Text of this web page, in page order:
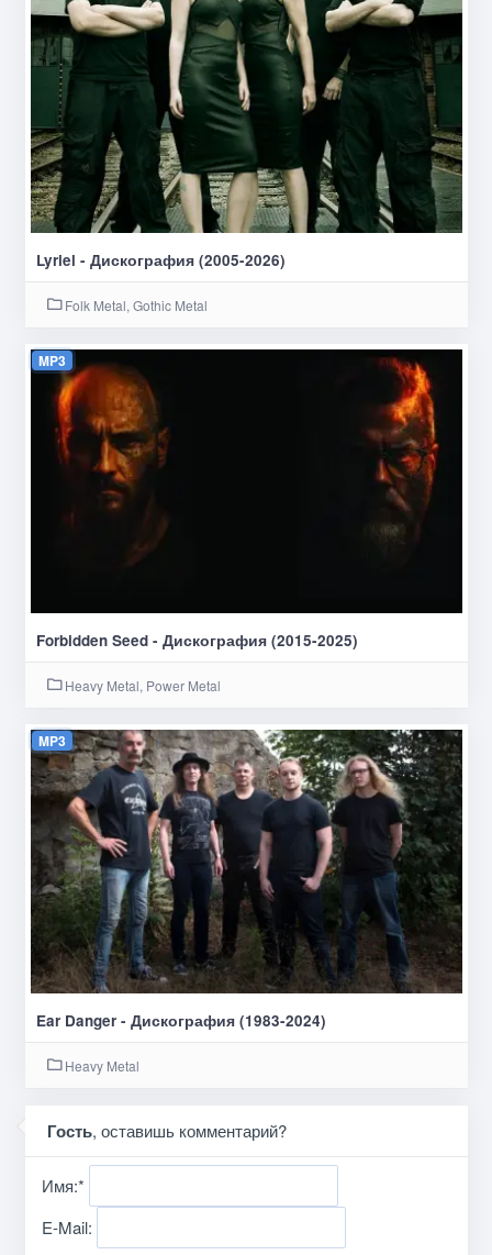
Lyriel - Дискография (2005-2026)
Folk Metal, Gothic Metal
MP3
Forbidden Seed - Дискография (2015-2025)
Heavy Metal, Power Metal
MP3
Ear Danger - Дискография (1983-2024)
Heavy Metal
Гость, оставишь комментарий?
Имя:*
E-Mail: